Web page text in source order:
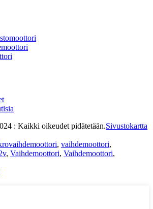
: Kaikki oikeudet pidätetään.Sivustokartta
, vaihdemoottori,
, Vaihdemoottori, Vaihdemoottori,